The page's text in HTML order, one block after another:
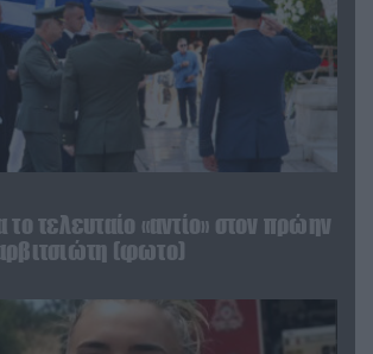
τελευταίο «αντίο» στον πρώην
(φωτο)